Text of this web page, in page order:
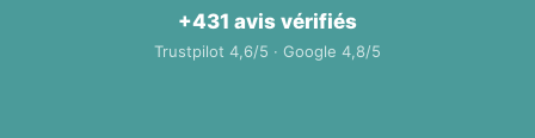
+431 avis vérifiés
Trustpilot 4,6/5 · Google 4,8/5